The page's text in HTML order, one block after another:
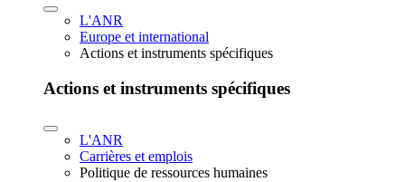
L'ANR
Europe et international
Actions et instruments spécifiques
Actions et instruments spécifiques
L'ANR
Carrières et emplois
Politique de ressources humaines